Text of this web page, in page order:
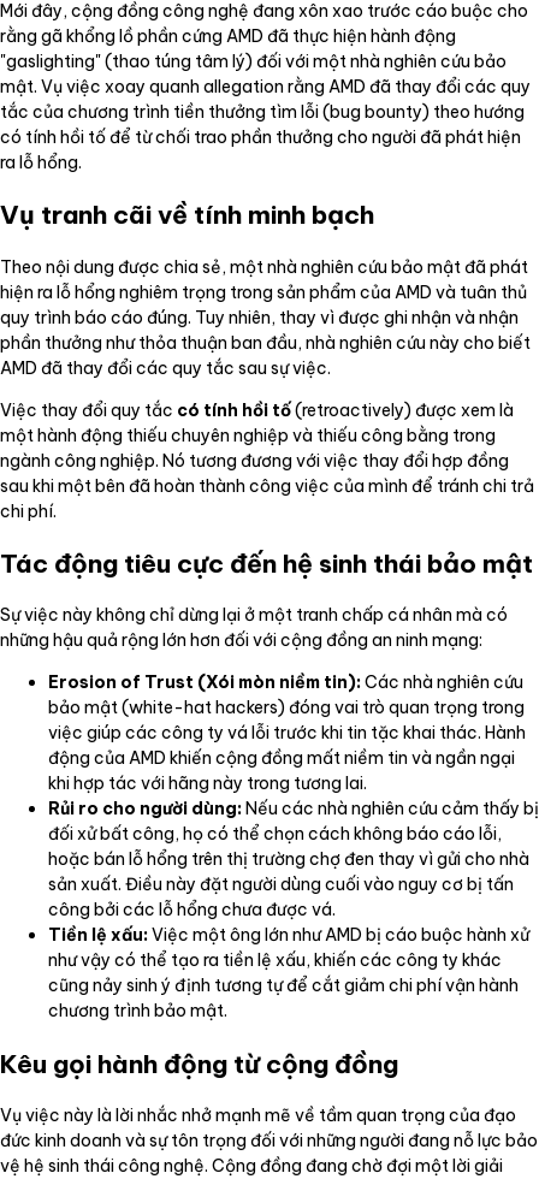
Mới đây, cộng đồng công nghệ đang xôn xao trước cáo buộc cho
rằng gã khổng lồ phần cứng AMD đã thực hiện hành động
"gaslighting" (thao túng tâm lý) đối với một nhà nghiên cứu bảo
mật. Vụ việc xoay quanh allegation rằng AMD đã thay đổi các quy
tắc của chương trình tiền thưởng tìm lỗi (bug bounty) theo hướng
có tính hồi tố để từ chối trao phần thưởng cho người đã phát hiện
ra lỗ hổng.
Vụ tranh cãi về tính minh bạch
Theo nội dung được chia sẻ, một nhà nghiên cứu bảo mật đã phát
hiện ra lỗ hổng nghiêm trọng trong sản phẩm của AMD và tuân thủ
quy trình báo cáo đúng. Tuy nhiên, thay vì được ghi nhận và nhận
phần thưởng như thỏa thuận ban đầu, nhà nghiên cứu này cho biết
AMD đã thay đổi các quy tắc sau sự việc.
Việc thay đổi quy tắc có tính hồi tố(retroactively) được xem là
một hành động thiếu chuyên nghiệp và thiếu công bằng trong
ngành công nghiệp. Nó tương đương với việc thay đổi hợp đồng
sau khi một bên đã hoàn thành công việc của mình để tránh chi trả
chi phí.
Tác động tiêu cực đến hệ sinh thái bảo mật
Sự việc này không chỉ dừng lại ở một tranh chấp cá nhân mà có
những hậu quả rộng lớn hơn đối với cộng đồng an ninh mạng:
Erosion of Trust (Xói mòn niềm tin):Các nhà nghiên cứu
bảo mật (white-hat hackers) đóng vai trò quan trọng trong
việc giúp các công ty vá lỗi trước khi tin tặc khai thác. Hành
động của AMD khiến cộng đồng mất niềm tin và ngần ngại
khi hợp tác với hãng này trong tương lai.
Rủi ro cho người dùng: Nếu các nhà nghiên cứu cảm thấy bị
đối xử bất công, họ có thể chọn cách không báo cáo lỗi,
hoặc bán lỗ hổng trên thị trường chợ đen thay vì gửi cho nhà
sản xuất. Điều này đặt người dùng cuối vào nguy cơ bị tấn
công bởi các lỗ hổng chưa được vá.
Tiền lệ xấu:Việc một ông lớn như AMD bị cáo buộc hành xử
như vậy có thể tạo ra tiền lệ xấu, khiến các công ty khác
cũng nảy sinh ý định tương tự để cắt giảm chi phí vận hành
chương trình bảo mật.
Kêu gọi hành động từ cộng đồng
Vụ việc này là lời nhắc nhở mạnh mẽ về tầm quan trọng của đạo
đức kinh doanh và sự tôn trọng đối với những người đang nỗ lực bảo
vệ hệ sinh thái công nghệ. Cộng đồng đang chờ đợi một lời giải